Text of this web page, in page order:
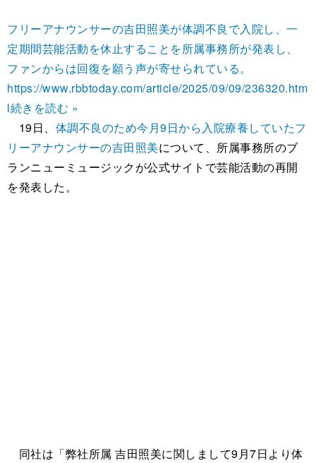
フリーアナウンサーの吉田照美が体調不良で入院し、一
定期間芸能活動を休止することを所属事務所が発表し、
ファンからは回復を願う声が寄せられている。
https://www.rbbtoday.com/article/2025/09/09/236320.htm
l続きを読む »
19日、 体調不良のため今月9日から入院療養していたフ
リーアナウンサーの吉田照美について、所属事務所のブ
ランニューミュージックが公式サイトで芸能活動の再開
を発表した。
同社は「弊社所属 吉田照美に関しまして9月7日より体